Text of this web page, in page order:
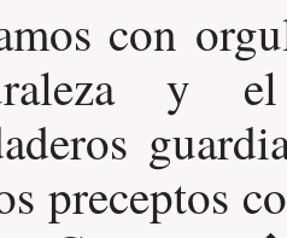
con
y
preceptos